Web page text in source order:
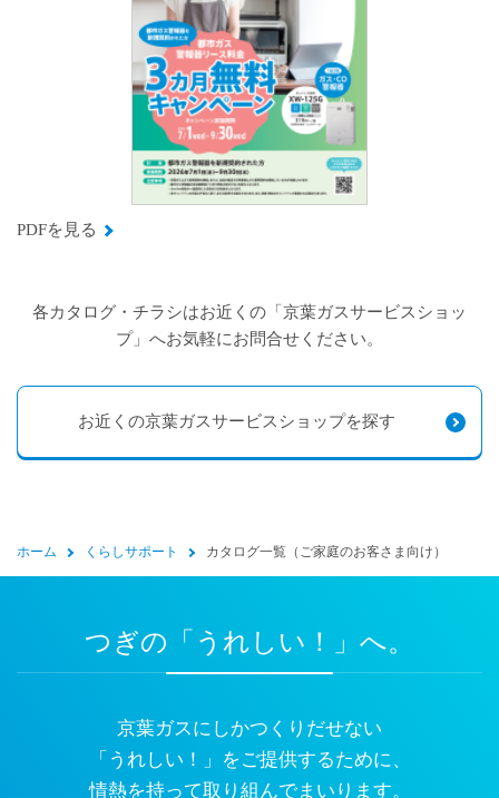
PDFを見る
各カタログ・チラシはお近くの「京葉ガスサービスショッ
プ」へお気軽にお問合せください。
お近くの京葉ガスサービスショップを探す
ホーム くらしサポート カタログ一覧（ご家庭のお客さま向け）
つぎの「うれしい！」へ。
京葉ガスにしかつくりだせない
「うれしい！」をご提供するために、
情熱を持って取り組んでまいります。